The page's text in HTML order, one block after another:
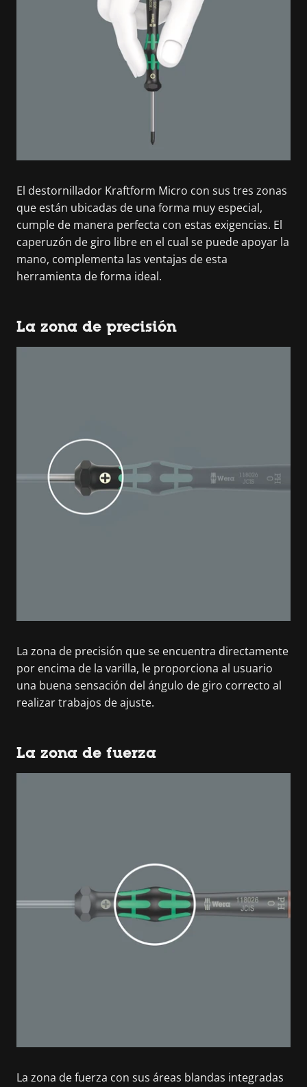
El destornillador Kraftform Micro con sus tres zonas
que están ubicadas de una forma muy especial,
cumple de manera perfecta con estas exigencias. El
caperuzón de giro libre en el cual se puede apoyar la
mano, complementa las ventajas de esta
herramienta de forma ideal.
La zona de precisión
La zona de precisión que se encuentra directamente
por encima de la varilla, le proporciona al usuario
una buena sensación del ángulo de giro correcto al
realizar trabajos de ajuste.
La zona de fuerza
La zona de fuerza con sus áreas blandas integradas